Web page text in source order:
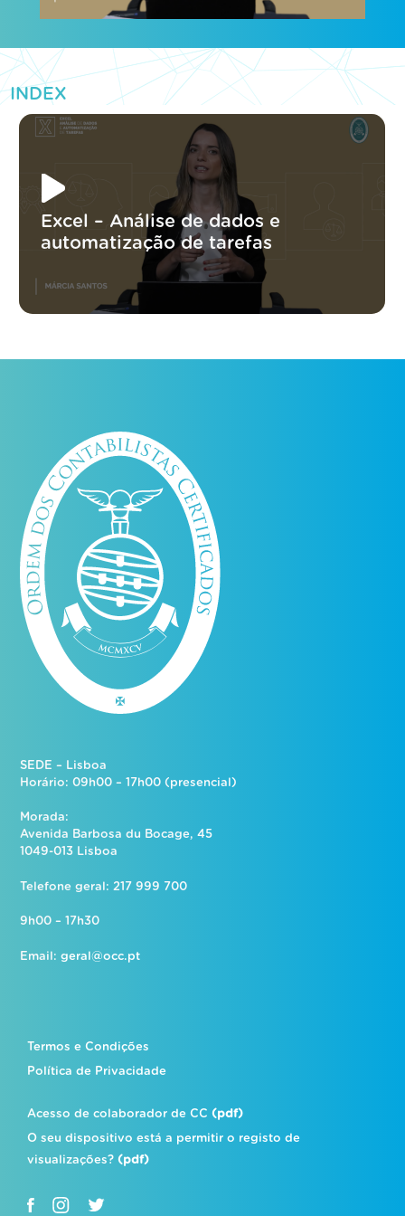
INDEX
Excel – Análise de dados e
automatização de tarefas
SEDE – Lisboa
Horário: 09h00 – 17h00 (presencial)
Morada:
Avenida Barbosa du Bocage, 45
1049-013 Lisboa
Telefone geral: 217 999 700
9h00 – 17h30
Email:geral@occ.pt
Termos e Condições
Política de Privacidade
Acesso de colaborador de CC(pdf)
O seu dispositivo está a permitir o registo de
visualizações?(pdf)